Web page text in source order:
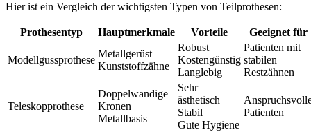
Hier ist ein Vergleich der wichtigsten Typen von Teilprothesen:
Prothesentyp Hauptmerkmale Vorteile Geeignet für
Modellgussprothese
Metallgerüst
Kunststoffzähne
Robust
Kostengünstig
Langlebig
Patienten mit
stabilen
Restzähnen
Teleskopprothese
Doppelwandige
Kronen
Metallbasis
Sehr
ästhetisch
Stabil
Gute Hygiene
Patienten